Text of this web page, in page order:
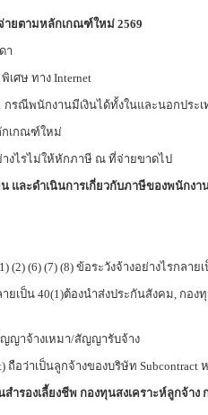
ายตามหลักเกณฑ์ใหม่ 2569
า
เศษ ทาง Internet
รณีพนักงานมีเงินได้ทั้งในและนอกประเ
เกณฑ์ใหม่
งไรไม่ให้หักภาษี ณ ที่จ่ายขาดไป
และดำเนินการเกี่ยวกับภาษีของพนักงา
(6) (7) (8) ข้อระวังจ้างอย่างไรกลายเ
ยเป็น 40(1)ต้องนำส่งประกันสังคม, กอ
ญาจ้างเหมา/สัญญารับจ้าง
ถือว่าเป็นลูกจ้างของบริษัท
ำรองเลี้ยงชีพ กองทุนสงเคราะห์ลูกจ้า